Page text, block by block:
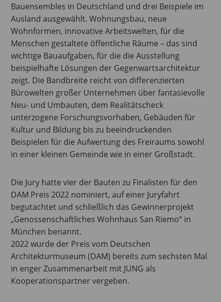
Bauensembles in Deutschland und drei Beispiele im
Ausland ausgewählt. Wohnungsbau, neue
Wohnformen, innovative Arbeitswelten, für die
Menschen gestaltete öffentliche Räume – das sind
wichtige Bauaufgaben, für die die Ausstellung
beispielhafte Lösungen der Gegenwartsarchitektur
zeigt. Die Bandbreite reicht von differenzierten
Bürowelten großer Unternehmen über fantasievolle
Neu- und Umbauten, dem Realitätscheck
unterzogene Forschungsvorhaben, Gebäuden für
Kultur und Bildung bis zu beeindruckenden
Beispielen für die Aufwertung des Freiraums sowohl
in einer kleinen Gemeinde wie in einer Großstadt.
Die Jury hatte vier der Bauten zu Finalisten für den
DAM Preis 2022 nominiert, auf einer Juryfahrt
begutachtet und schließlich das Gewinnerprojekt
„Genossenschaftliches Wohnhaus San Riemo“ in
München benannt.
2022 wurde der Preis vom Deutschen
Architekturmuseum (DAM) bereits zum sechsten Mal
in enger Zusammenarbeit mit JUNG als
Kooperationspartner vergeben.